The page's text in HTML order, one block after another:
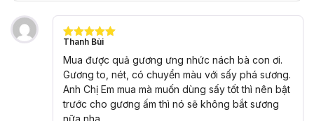
Được xếp
hạng
5 5
sao
Thanh Bùi
Mua được quả gương ưng nhức nách bà con ơi.
Gương to, nét, có chuyển màu với sấy phá sương.
Anh Chị Em mua mà muốn dùng sấy tốt thì nên bật
trước cho gương ấm thì nó sẽ không bắt sương